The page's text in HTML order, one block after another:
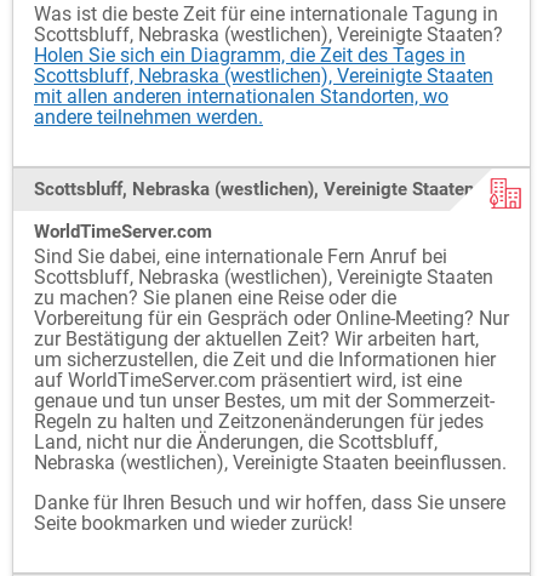
Was ist die beste Zeit für eine internationale Tagung in
Scottsbluff, Nebraska (westlichen), Vereinigte Staaten?
Holen Sie sich ein Diagramm, die Zeit des Tages in
Scottsbluff, Nebraska (westlichen), Vereinigte Staaten
mit allen anderen internationalen Standorten, wo
andere teilnehmen werden.
Scottsbluff, Nebraska (westlichen), Vereinigte Staaten und
WorldTimeServer.com
Sind Sie dabei, eine internationale Fern Anruf bei
Scottsbluff, Nebraska (westlichen), Vereinigte Staaten
zu machen? Sie planen eine Reise oder die
Vorbereitung für ein Gespräch oder Online-Meeting? Nur
zur Bestätigung der aktuellen Zeit? Wir arbeiten hart,
um sicherzustellen, die Zeit und die Informationen hier
auf WorldTimeServer.com präsentiert wird, ist eine
genaue und tun unser Bestes, um mit der Sommerzeit-
Regeln zu halten und Zeitzonenänderungen für jedes
Land, nicht nur die Änderungen, die Scottsbluff,
Nebraska (westlichen), Vereinigte Staaten beeinflussen.
Danke für Ihren Besuch und wir hoffen, dass Sie unsere
Seite bookmarken und wieder zurück!